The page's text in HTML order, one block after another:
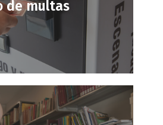
de multas